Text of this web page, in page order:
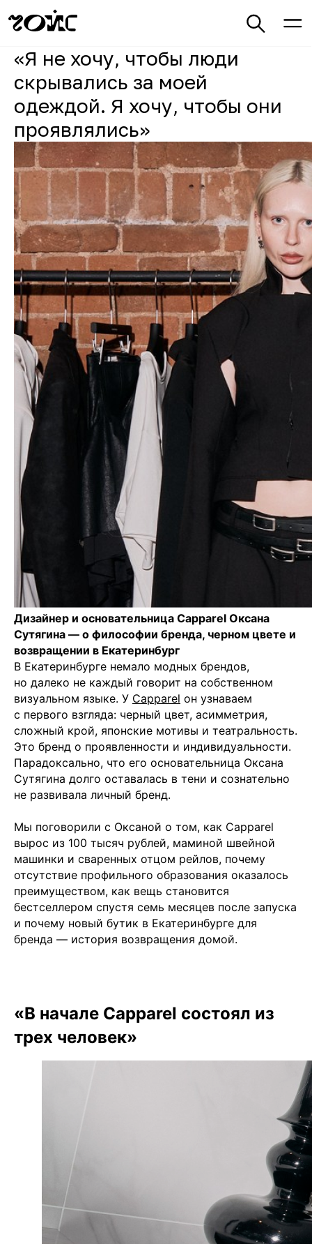
«Я не хочу, чтобы люди
скрывались за моей
одеждой. Я хочу, чтобы они
проявлялись»
Дизайнер и основательница Capparel Оксана
Сутягина — о философии бренда, черном цвете и
возвращении в Екатеринбург
В Екатеринбурге немало модных брендов,
но далеко не каждый говорит на собственном
визуальном языке. У Capparel он узнаваем
с первого взгляда: черный цвет, асимметрия,
сложный крой, японские мотивы и театральность.
Это бренд о проявленности и индивидуальности.
Парадоксально, что его основательница Оксана
Сутягина долго оставалась в тени и сознательно
не развивала личный бренд.
Мы поговорили с Оксаной о том, как Capparel
вырос из 100 тысяч рублей, маминой швейной
машинки и сваренных отцом рейлов, почему
отсутствие профильного образования оказалось
преимуществом, как вещь становится
бестселлером спустя семь месяцев после запуска
и почему новый бутик в Екатеринбурге для
бренда — история возвращения домой.
«В начале Capparel состоял из
трех человек»